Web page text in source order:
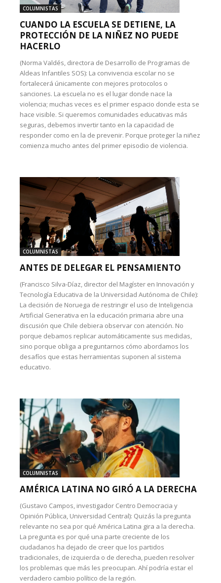
COLUMNISTAS
CUANDO LA ESCUELA SE DETIENE, LA
PROTECCIÓN DE LA NIÑEZ NO PUEDE
HACERLO
(Norma Valdés, directora de Desarrollo de Programas de
Aldeas Infantiles SOS): La convivencia escolar no se
fortalecerá únicamente con mejores protocolos o
sanciones. La escuela no es el lugar donde nace la
violencia; muchas veces es el primer espacio donde esta se
hace visible. Si queremos comunidades educativas más
seguras, debemos invertir tanto en la capacidad de
responder como en la de prevenir. Porque proteger la niñez
comienza mucho antes del primer episodio de violencia.
COLUMNISTAS
ANTES DE DELEGAR EL PENSAMIENTO
(Francisco Silva-Díaz, director del Magíster en Innovación y
Tecnología Educativa de la Universidad Autónoma de Chile):
La decisión de Noruega de restringir el uso de Inteligencia
Artificial Generativa en la educación primaria abre una
discusión que Chile debiera observar con atención. No
porque debamos replicar automáticamente sus medidas,
sino porque obliga a preguntarnos cómo abordamos los
desafíos que estas herramientas suponen al sistema
educativo.
COLUMNISTAS
AMÉRICA LATINA NO GIRÓ A LA DERECHA
(Gustavo Campos, investigador Centro Democracia y
Opinión Pública, Universidad Central): Quizás la pregunta
relevante no sea por qué América Latina gira a la derecha.
La pregunta es por qué una parte creciente de los
ciudadanos ha dejado de creer que los partidos
tradicionales, de izquierda o de derecha, pueden resolver
los problemas que más les preocupan. Ahí podría estar el
verdadero cambio político de la región.